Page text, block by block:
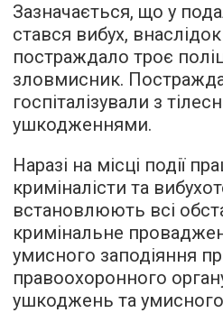
Зазначається, що у
стався вибух,
постраждало троє
зловмисник.
госпіталізували з
ушкодженнями.
Наразі на місці події
криміналісти та
встановлюють всі
кримінальне
умисного заподіяння
правоохоронного
ушкоджень та